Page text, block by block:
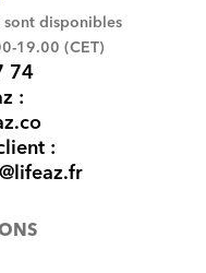
sont disponibles
19.00 (CET)
74
:
: